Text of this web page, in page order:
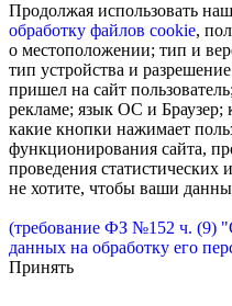
Продолжая использовать
обработку файлов cookie,
о местоположении; тип и
тип устройства и
пришел на сайт
рекламе; язык ОС и Браузер;
какие кнопки нажимает
функционирования сайта,
проведения статистических
не хотите, чтобы ваши
(требование ФЗ №152 ч. (9)
данных на обработку его
Принять